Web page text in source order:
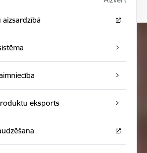
aizsardzībā
eksports